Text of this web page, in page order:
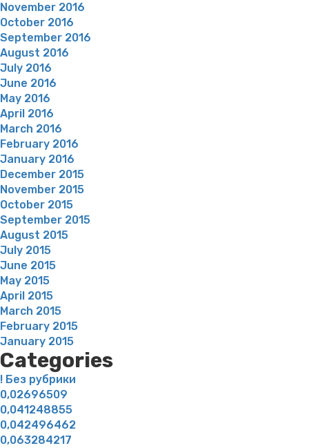
November 2016
October 2016
September 2016
August 2016
July 2016
June 2016
May 2016
April 2016
March 2016
February 2016
January 2016
December 2015
November 2015
October 2015
September 2015
August 2015
July 2015
June 2015
May 2015
April 2015
March 2015
February 2015
January 2015
Categories
! Без рубрики
0,02696509
0,041248855
0,042496462
0,063284217